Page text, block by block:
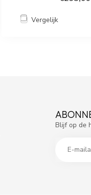
Vergelijk
Blijf op de